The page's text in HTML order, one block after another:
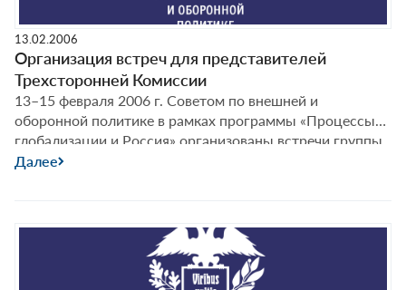
13.02.2006
Организация встреч для представителей
Трехсторонней Комиссии
13–15 февраля 2006 г. Советом по внешней и
оборонной политике в рамках программы «Процессы
глобализации и Россия» организованы встречи группы
авторов ежегодного доклада Трехсторонней Комиссии
Далее